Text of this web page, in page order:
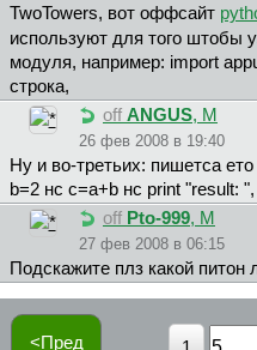
TwoTowers, вот оффсайт
используют для того штобы
модуля, например: import
строка,
off ANGUS, М
26 фев 2008 в 19:40
Ну и во-третьих: пишетса
b=2 нс c=a+b нс print "result:
off Pto-999, М
27 фев 2008 в 06:15
Подскажите плз какой
<Пред